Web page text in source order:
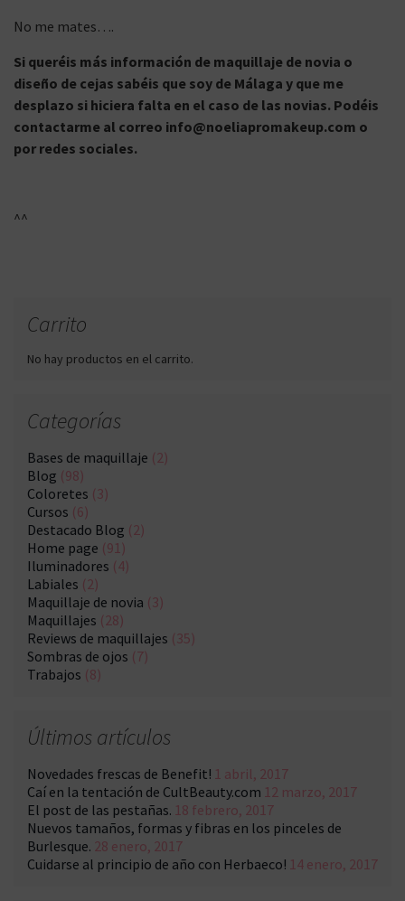
No me mates….
Si queréis más información de maquillaje de novia o
diseño de cejas sabéis que soy de Málaga y que me
desplazo si hiciera falta en el caso de las novias. Podéis
contactarme al correo info@noeliapromakeup.com o
por redes sociales.
^^
Carrito
No hay productos en el carrito.
Categorías
Bases de maquillaje (2)
Blog (98)
Coloretes (3)
Cursos (6)
Destacado Blog (2)
Home page (91)
Iluminadores (4)
Labiales (2)
Maquillaje de novia (3)
Maquillajes (28)
Reviews de maquillajes (35)
Sombras de ojos (7)
Trabajos (8)
Últimos artículos
Novedades frescas de Benefit! 1 abril, 2017
Caí en la tentación de CultBeauty.com 12 marzo, 2017
El post de las pestañas. 18 febrero, 2017
Nuevos tamaños, formas y fibras en los pinceles de
Burlesque. 28 enero, 2017
Cuidarse al principio de año con Herbaeco! 14 enero, 2017